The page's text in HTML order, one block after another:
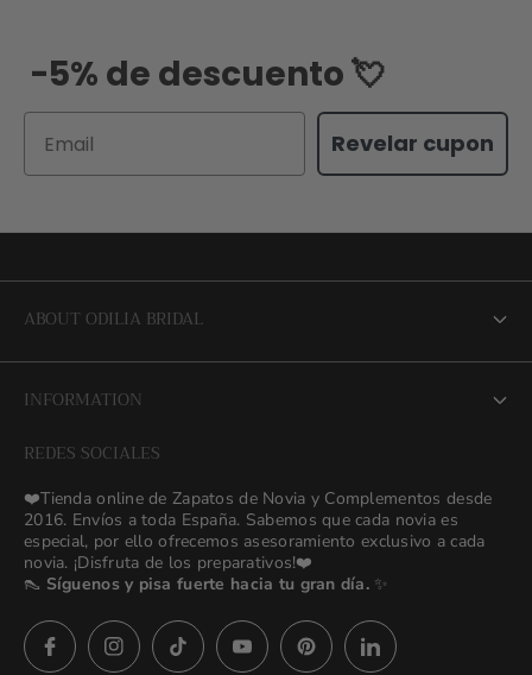
-5% de descuento 💘
Revelar cupon
REDES SOCIALES
❤️Tienda online de Zapatos de Novia y Complementos desde
2016. Envíos a toda España. Sabemos que cada novia es
especial, por ello ofrecemos asesoramiento exclusivo a cada
novia. ¡Disfruta de los preparativos!❤️
👠 Síguenos y pisa fuerte hacia tu gran día. ✨
ABOUT ODILIA BRIDAL
Search
contact us
INFORMATION
⭐ Opiniones de Nuestras Novias 👰🏻
💒 Novias Reales 💍✨
🚚 Envío y Cambios
Política de Privacidad